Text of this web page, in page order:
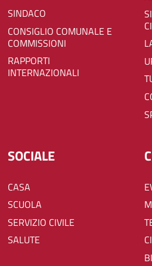
SINDACO
CONSIGLIO COMUNALE E
COMMISSIONI
RAPPORTI
INTERNAZIONALI
SICUREZZA E PROTEZIONE
SOCIALE
CASA
SCUOLA
SERVIZIO CIVILE
SALUTE